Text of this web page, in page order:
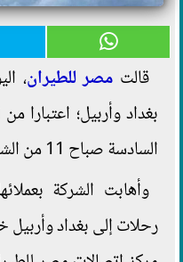
قالت مصر للطيران،
السادسة صباح 11 من الشهر ذاته بتوقيت
وأهابت الشركة
رحلات إلى بغداد وأربيل